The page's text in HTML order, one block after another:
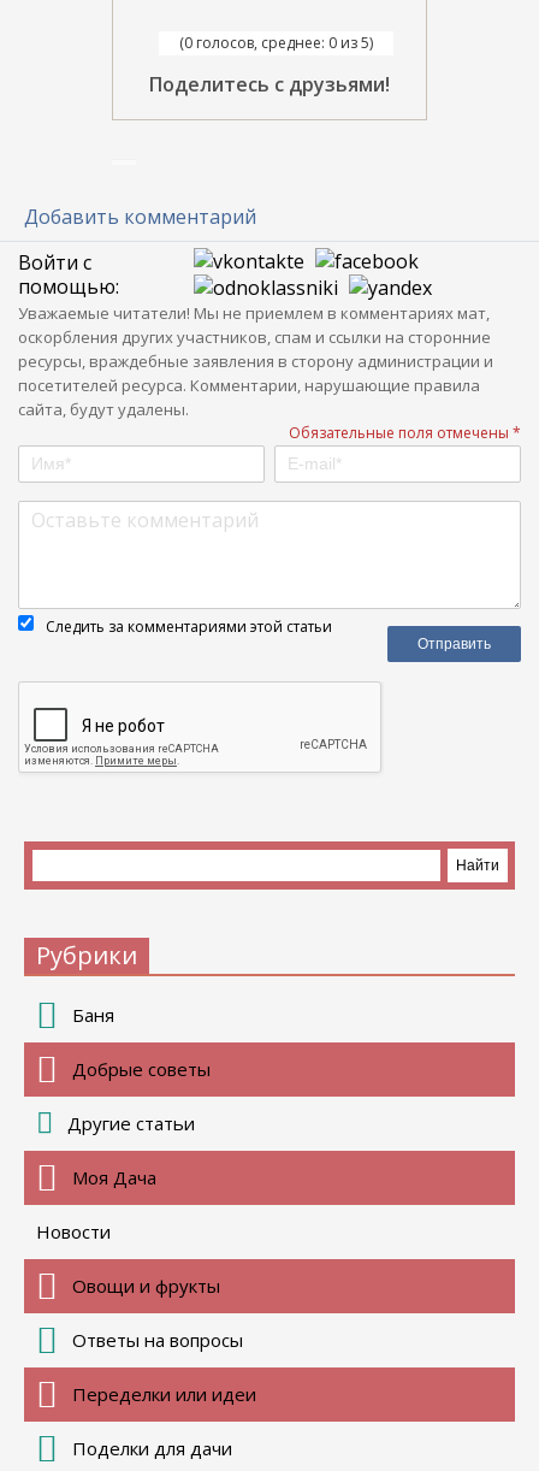
(0 голосов, среднее: 0 из 5)
Поделитесь с друзьями!
Добавить комментарий
Войти с
помощью:
Уважаемые читатели! Мы не приемлем в комментариях мат,
оскорбления других участников, спам и ссылки на сторонние
ресурсы, враждебные заявления в сторону администрации и
посетителей ресурса. Комментарии, нарушающие правила
сайта, будут удалены.
Обязательные поля отмечены *
Следить за комментариями этой статьи
Рубрики
Баня
Добрые советы
Другие статьи
Моя Дача
Новости
Овощи и фрукты
Ответы на вопросы
Переделки или идеи
Поделки для дачи